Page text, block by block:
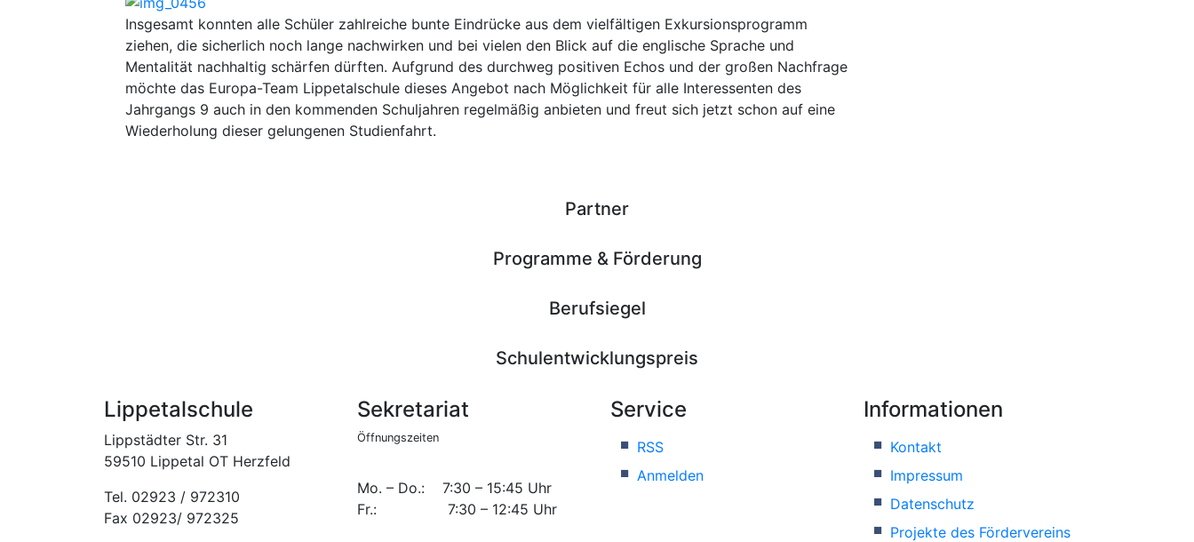
Insgesamt konnten alle Schüler zahlreiche bunte Eindrücke aus dem vielfältigen Exkursionsprogramm
ziehen, die sicherlich noch lange nachwirken und bei vielen den Blick auf die englische Sprache und
Mentalität nachhaltig schärfen dürften. Aufgrund des durchweg positiven Echos und der großen Nachfrage
möchte das Europa-Team Lippetalschule dieses Angebot nach Möglichkeit für alle Interessenten des
Jahrgangs 9 auch in den kommenden Schuljahren regelmäßig anbieten und freut sich jetzt schon auf eine
Wiederholung dieser gelungenen Studienfahrt.
Partner
Programme & Förderung
Berufsiegel
Schulentwicklungspreis
Lippetalschule
Lippstädter Str. 31
59510 Lippetal OT Herzfeld
Tel. 02923 / 972310
Fax 02923/ 972325
Sekretariat
Öffnungszeiten
Mo. – Do.: 7:30 – 15:45 Uhr
Fr.: 7:30 – 12:45 Uhr
Service
RSS
Anmelden
Informationen
Kontakt
Impressum
Datenschutz
Projekte des Fördervereins